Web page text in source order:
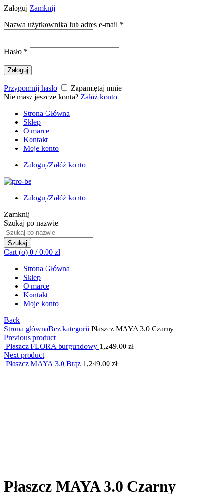
Zaloguj Zamknij
Nazwa użytkownika lub adres e-mail *
Hasło *
Zaloguj
Przypomnij hasło
Zapamiętaj mnie
Nie masz jeszcze konta? Załóż konto
Strona Główna
Sklep
O marce
Kontakt
Moje konto
Zaloguj/Załóż konto
Zaloguj/Załóż konto
Zamknij
Szukaj po nazwie
Szukaj
Cart (o) 0 / 0.00 zł
Strona Główna
Sklep
O marce
Kontakt
Moje konto
Back
Strona głównaBez kategorii Płaszcz MAYA 3.0 Czarny
Previous product
Płaszcz FLORA burgundowy 1,249.00 zł
Next product
Płaszcz MAYA 3.0 Brąz 1,249.00 zł
Płaszcz MAYA 3.0 Czarny